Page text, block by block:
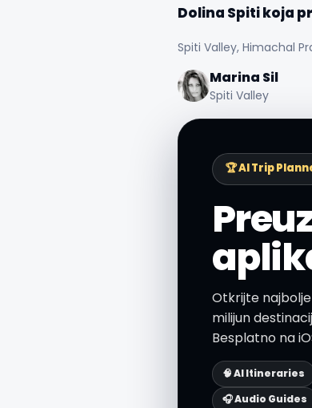
Dolina Spiti koja
Spiti Valley, Himachal
Marina Sil
Spiti Valley
🏆 AI Trip
Otkrijte
milijun
Besplatno na
🧠 AI Itineraries
🎧 Audio Guides